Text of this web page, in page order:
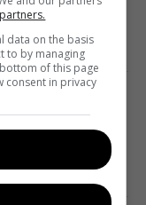
різко
на
збили:
нічної
бабуся та
атаки
data on the basis
to by managing
of this page
consent in privacy